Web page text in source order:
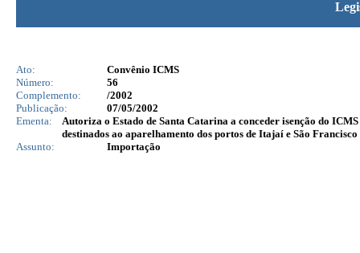
Ato:
Convênio ICMS
Número:
56
Complemento:
/2002
Publicação:
07/05/2002
Ementa:
Autoriza o Estado de Santa Catarina a conceder isenção do
destinados ao aparelhamento dos portos de Itajaí e São Francisco
Assunto:
Importação